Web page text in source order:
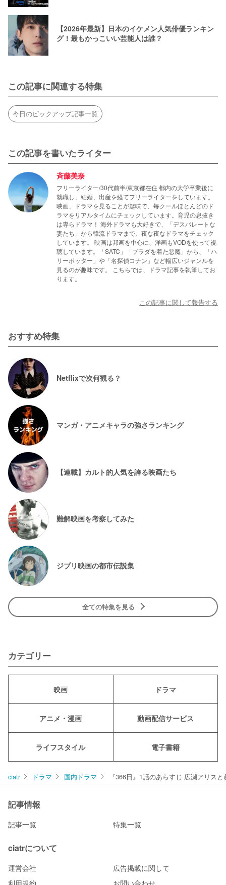
【2026年最新】日本のイケメン人気俳優ランキン
グ！最もかっこいい芸能人は誰？
この記事に関連する特集
今日のピックアップ記事一覧
この記事を書いたライター
斉藤美奈
フリーライター/30代前半/東京都在住 都内の大学卒業後に
就職し、結婚、出産を経てフリーライターをしています。
映画、ドラマを見ることが趣味で、毎クールほとんどのド
ラマをリアルタイムにチェックしています。育児の息抜き
は専らドラマ！ 海外ドラマも大好きで、「デスパレートな
妻たち」から韓流ドラマまで、夜な夜なドラマをチェック
しています。 映画は邦画を中心に、洋画もVODを使って視
聴しています。「SATC」「プラダを着た悪魔」から、「ハ
リーポッター」や「名探偵コナン」など幅広いジャンルを
見るのが趣味です。 こちらでは、ドラマ記事を執筆してお
ります。
この記事に関して報告する
おすすめ特集
Netflixで次何観る？
マンガ・アニメキャラの強さランキング
【連載】カルト的人気を誇る映画たち
難解映画を考察してみた
ジブリ映画の都市伝説集
全ての特集を見る
カテゴリー
映画 ドラマ
アニメ・漫画 動画配信サービス
ライフスタイル 電子書籍
ciatr ドラマ 国内ドラマ 『366日』1話のあらすじ 広瀬アリス
記事情報
記事一覧 特集一覧
ciatrについて
運営会社
広告掲載に関して